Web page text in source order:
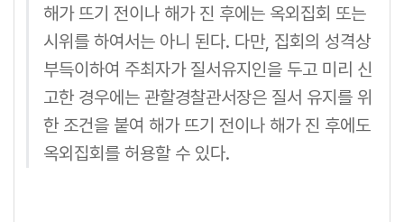
해가 뜨기 전이나 해가 진 후에는 옥외집회 또는
시위를 하여서는 아니 된다. 다만, 집회의 성격상
부득이하여 주최자가 질서유지인을 두고 미리 신
고한 경우에는 관할경찰관서장은 질서 유지를 위
한 조건을 붙여 해가 뜨기 전이나 해가 진 후에도
옥외집회를 허용할 수 있다.